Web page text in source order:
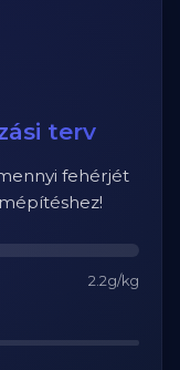
terv
fehérjét
2.2g/kg